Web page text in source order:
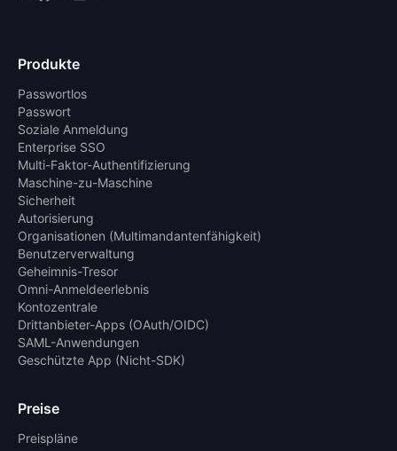
Produkte
Passwortlos
Passwort
Soziale Anmeldung
Enterprise SSO
Multi-Faktor-Authentifizierung
Maschine-zu-Maschine
Sicherheit
Autorisierung
Organisationen (Multimandantenfähigkeit)
Benutzerverwaltung
Geheimnis-Tresor
Omni-Anmeldeerlebnis
Kontozentrale
Drittanbieter-Apps (OAuth/OIDC)
SAML-Anwendungen
Geschützte App (Nicht-SDK)
Preise
Preispläne